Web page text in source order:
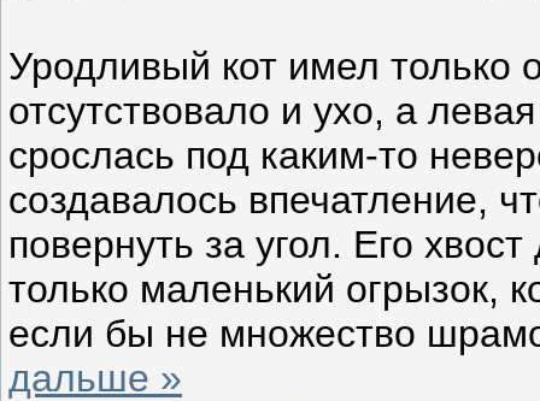
Уродливый кот имел только
отсутствовало и ухо, а
срослась под каким-то
создавалось впечатление,
повернуть за угол. Его
только маленький огрызок,
если бы не множество
дальше »